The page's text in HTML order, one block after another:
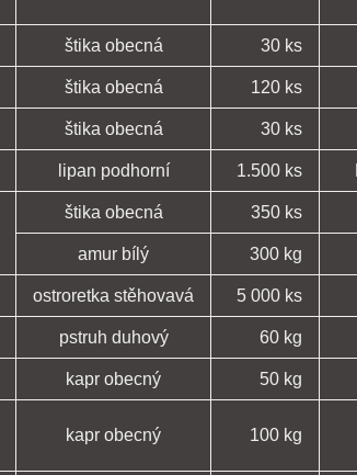
štika obecná 30 ks
štika obecná 120 ks
štika obecná 30 ks
lipan podhorní 1.500 ks
štika obecná 350 ks
amur bílý 300 kg
ostroretka stěhovavá 5 000 ks
pstruh duhový 60 kg
kapr obecný 50 kg
kapr obecný 100 kg